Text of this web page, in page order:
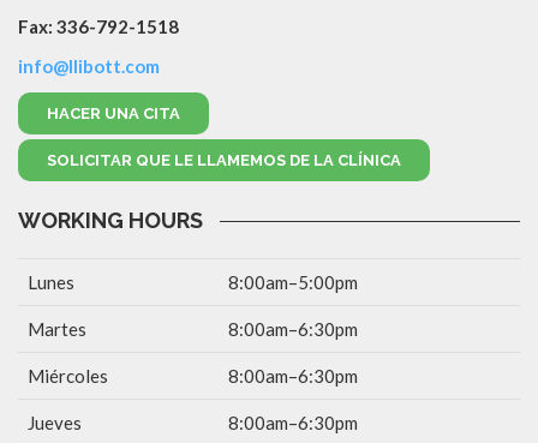
Fax: 336-792-1518
info@llibott.com
HACER UNA CITA
SOLICITAR QUE LE LLAMEMOS DE LA CLÍNICA
WORKING HOURS
Lunes 8:00am–5:00pm
Martes 8:00am–6:30pm
Miércoles 8:00am–6:30pm
Jueves 8:00am–6:30pm